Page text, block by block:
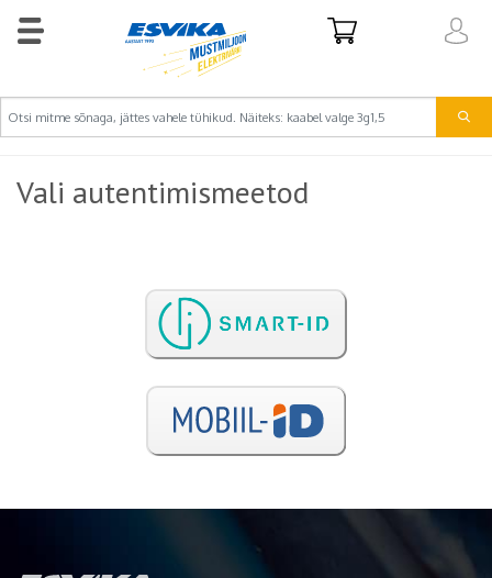
Vali autentimismeetod